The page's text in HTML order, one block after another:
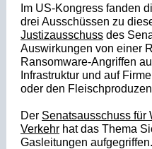
Im US-Kongress fanden
drei Ausschüssen zu
Justizausschuss des
Auswirkungen von einer
Ransomware-Angriffen
Infrastruktur und auf
oder den
Der Senatsausschuss für
Verkehr hat das Thema
Gasleitungen